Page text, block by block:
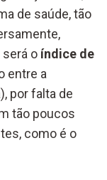
de saúde, tão
o índice de
entre a
por falta de
tão poucos
como é o